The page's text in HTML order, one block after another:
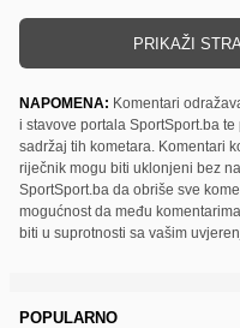
PRIKAŽI
NAPOMENA: Komentari
i stavove portala SportSport.ba
sadržaj tih kometara. Komentari
riječnik mogu biti uklonjeni bez
SportSport.ba da obriše sve
mogućnost da među
biti u suprotnosti sa vašim
POPULARNO